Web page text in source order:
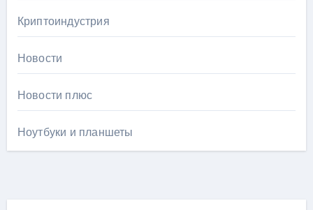
Криптоиндустрия
Новости
Новости плюс
Ноутбуки и планшеты